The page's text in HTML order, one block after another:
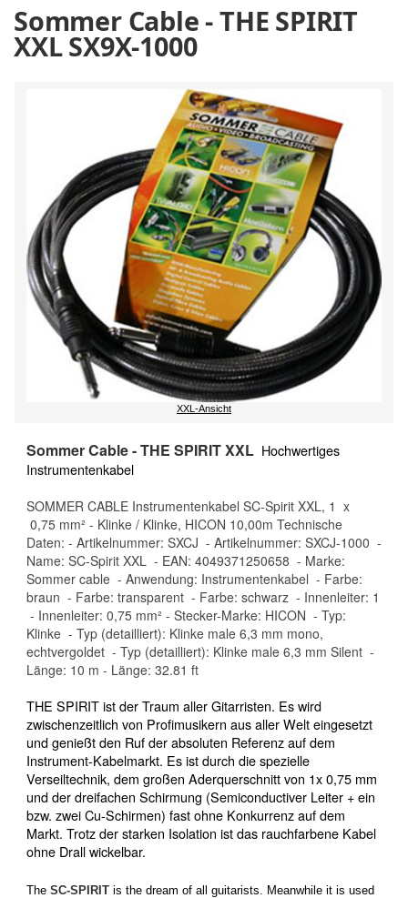
Sommer Cable - THE SPIRIT
XXL SX9X-1000
XXL-Ansicht
Sommer Cable - THE SPIRIT XXL Hochwertiges
Instrumentenkabel
SOMMER CABLE Instrumentenkabel SC-Spirit XXL, 1 x
0,75 mm² - Klinke / Klinke, HICON 10,00m Technische
Daten: - Artikelnummer: SXCJ - Artikelnummer: SXCJ-1000 -
Name: SC-Spirit XXL - EAN: 4049371250658 - Marke:
Sommer cable - Anwendung: Instrumentenkabel - Farbe:
braun - Farbe: transparent - Farbe: schwarz - Innenleiter: 1
- Innenleiter: 0,75 mm² - Stecker-Marke: HICON - Typ:
Klinke - Typ (detailliert): Klinke male 6,3 mm mono,
echtvergoldet - Typ (detailliert): Klinke male 6,3 mm Silent -
Länge: 10 m - Länge: 32.81 ft
THE SPIRIT ist der Traum aller Gitarristen. Es wird
zwischenzeitlich von Profimusikern aus aller Welt eingesetzt
und genießt den Ruf der absoluten Referenz auf dem
Instrument-Kabelmarkt. Es ist durch die spezielle
Verseiltechnik, dem großen Aderquerschnitt von 1x 0,75 mm
und der dreifachen Schirmung (Semiconductiver Leiter + ein
bzw. zwei Cu-Schirmen) fast ohne Konkurrenz auf dem
Markt. Trotz der starken Isolation ist das rauchfarbene Kabel
ohne Drall wickelbar.
The SC-SPIRITis the dream of all guitarists. Meanwhile it is used